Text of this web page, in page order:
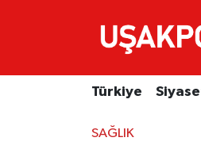
Türkiye
SAĞLIK
Ekonomi
İstanbul Hava Durumu
İstanbul Trafik Yoğunluk